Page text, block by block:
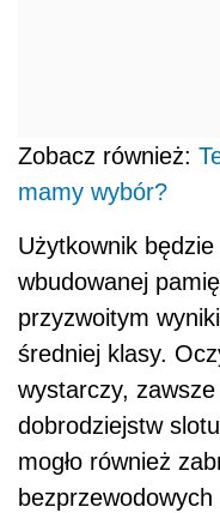
Zobacz również:
mamy wybór?
Użytkownik
wbudowanej
przyzwoitym
średniej klasy.
wystarczy,
dobrodziejstw
mogło również